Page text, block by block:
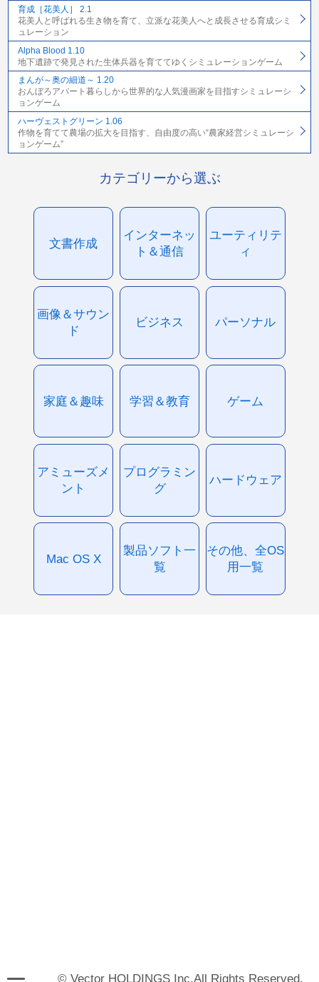
育成［花美人］ 2.1
花美人と呼ばれる生き物を育て、立派な花美人へと成長させる育成シミ
ュレーション
Alpha Blood 1.10
地下遺跡で発見された生体兵器を育ててゆくシミュレーションゲーム
まんが～奥の細道～ 1.20
おんぼろアパート暮らしから世界的な人気漫画家を目指すシミュレーシ
ョンゲーム
ハーヴェストグリーン 1.06
作物を育てて農場の拡大を目指す、自由度の高い“農家経営シミュレーシ
ョンゲーム”
カテゴリーから選ぶ
文書作成
インターネッ
ト＆通信
ユーティリテ
ィ
画像＆サウン
ド
ビジネス パーソナル
家庭＆趣味 学習＆教育 ゲーム
アミューズメ
ント
プログラミン
グ
ハードウェア
Mac OS X
製品ソフト一
覧
その他、全OS
用一覧
© Vector HOLDINGS Inc.All Rights Reserved.